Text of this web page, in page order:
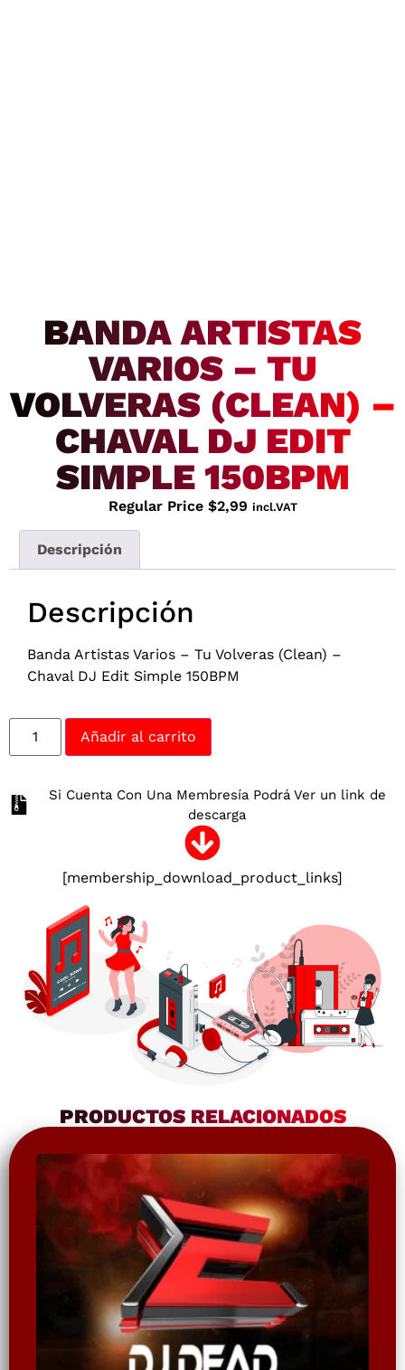
BANDA ARTISTAS
VARIOS – TU
VOLVERAS (CLEAN) –
CHAVAL DJ EDIT
SIMPLE 150BPM
Regular Price $2,99 incl.VAT
Descripción
Descripción
Banda Artistas Varios – Tu Volveras (Clean) –
Chaval DJ Edit Simple 150BPM
Añadir al carrito
Si Cuenta Con Una Membresía Podrá Ver un link de
descarga
[membership_download_product_links]
PRODUCTOS RELACIONADOS